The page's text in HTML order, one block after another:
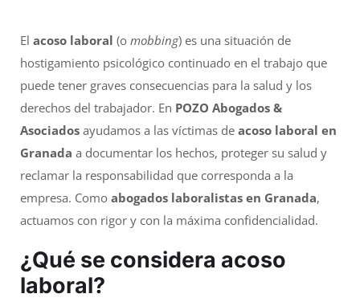
El acoso laboral (o mobbing) es una situación de
hostigamiento psicológico continuado en el trabajo que
puede tener graves consecuencias para la salud y los
derechos del trabajador. En POZO Abogados &
Asociados ayudamos a las víctimas de acoso laboral en
Granada a documentar los hechos, proteger su salud y
reclamar la responsabilidad que corresponda a la
empresa. Como abogados laboralistas en Granada,
actuamos con rigor y con la máxima confidencialidad.
¿Qué se considera acoso
laboral?